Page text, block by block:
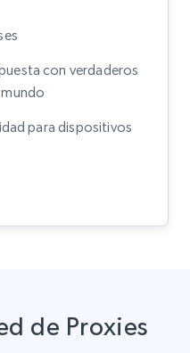
con verdaderos
para dispositivos
de Proxies